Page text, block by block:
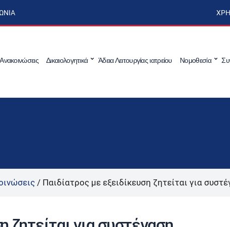
Ανακοινώσεις Δικαιολογητικά Άδεια Λειτουργίας ιατρείου Νομοθεσία
/ Παιδίατρος με εξειδίκευση ζητείται για